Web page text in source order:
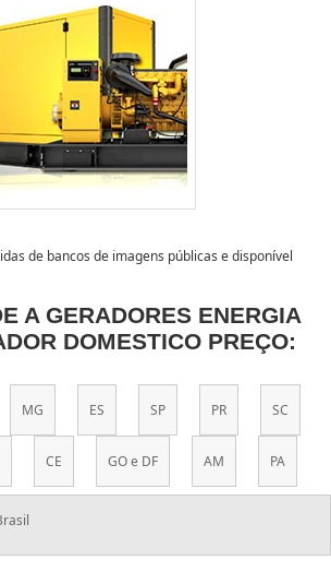
de bancos de imagens públicas e disponível
A GERADORES ENERGIA
DOMESTICO PREÇO:
MG ES SP PR SC
CE GO e DF AM PA